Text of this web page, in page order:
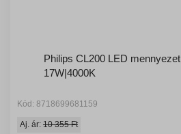
Philips CL200 LED
17W|4000K
Kód: 8718699681159
Aj. ár: 10 355 Ft